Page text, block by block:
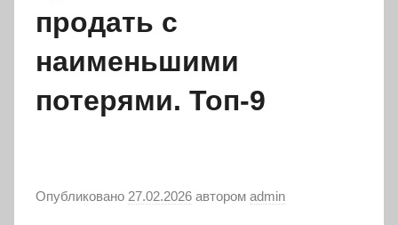
продать с
наименьшими
потерями. Топ-9
Опубликовано 27.02.2026 автором admin